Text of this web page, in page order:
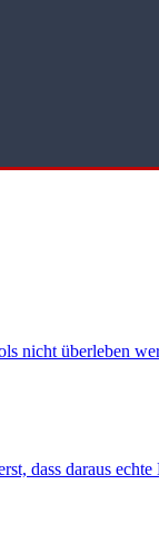
nicht überleben
dass daraus echte